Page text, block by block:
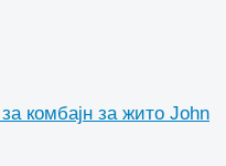
комбајн за жито John